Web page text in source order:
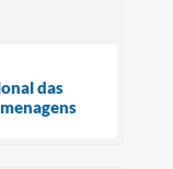
das